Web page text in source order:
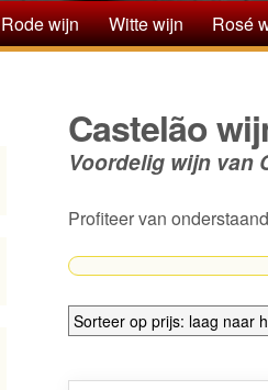
Rode wijn Witte wijn Rosé
Castelão
Voordelig wijn van
Profiteer van